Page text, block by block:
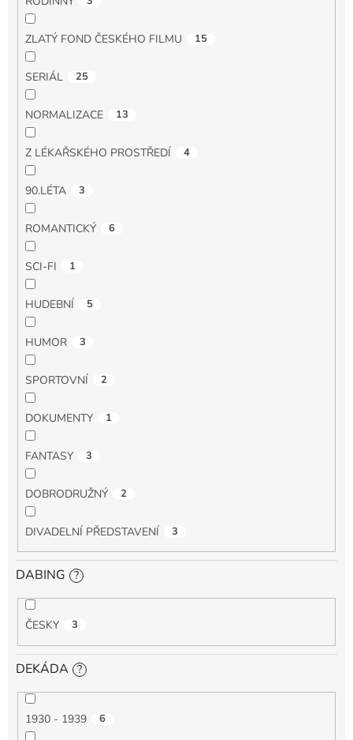
ZLATÝ FOND ČESKÉHO FILMU 15
SERIÁL 25
NORMALIZACE 13
Z LÉKAŘSKÉHO PROSTŘEDÍ 4
90.LÉTA 3
ROMANTICKÝ 6
SCI-FI 1
HUDEBNÍ 5
HUMOR 3
SPORTOVNÍ 2
DOKUMENTY 1
FANTASY 3
DOBRODRUŽNÝ 2
DIVADELNÍ PŘEDSTAVENÍ 3
DABING ?
ČESKY 3
DEKÁDA ?
1930 - 1939 6